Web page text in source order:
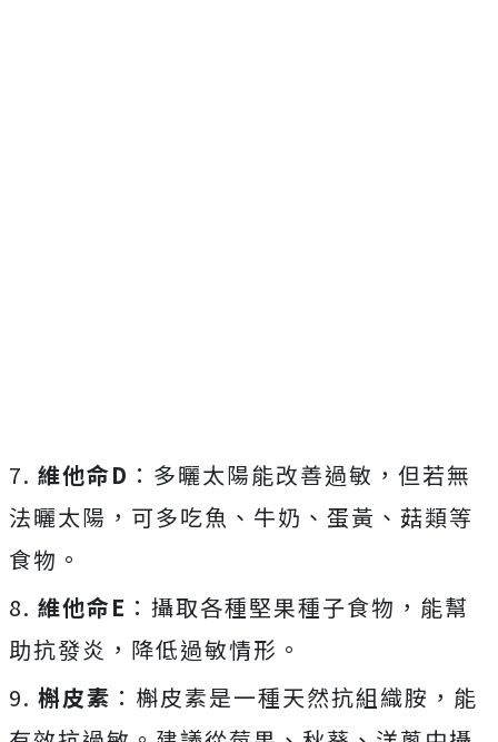
7. 維他命D ：多曬太陽能改善過敏，但若無
法曬太陽，可多吃魚、牛奶、蛋黃、菇類等
食物。
8. 維他命E ：攝取各種堅果種子食物，能幫
助抗發炎，降低過敏情形。
9. 槲皮素 ：槲皮素是一種天然抗組織胺，能